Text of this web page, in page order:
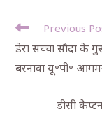
Previous
डेरा सच्चा सौदा के
बरनावा यू॰पी॰
डीसी